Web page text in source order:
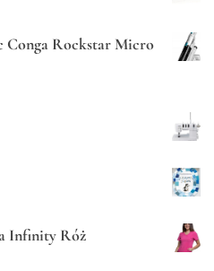
Conga Rockstar Micro
Infinity Róż